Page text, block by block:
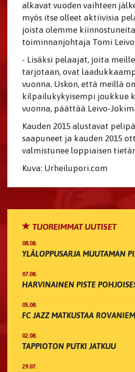
alkavat vuoden vaihteen
myös itse olleet aktiivisia
joista olemme
toiminnanjohtaja Tomi
- Lisäksi pelaajat, joita
tarjotaan, ovat
vuonna. Uskon, että meillä on
kilpailukykyisempi joukkue
vuonna, päättää Leivo-
Kauden 2015 alustavat
saapuneet ja kauden 2015
valmistunee loppiaisen
Kuva: Urheilupori.com
TUOREIMMAT UUTISET
08.08.
YLÄLOPPUSARJA MUUTAMAN
07.08.
HARVINAINEN PISTE
05.08.
FC JAZZ MATKUSTAA
02.08.
TAPPIOTON PUTKI JATKUU
29.07.